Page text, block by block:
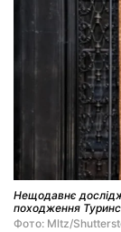
Нещодавнє
походження
Фото: Mltz/